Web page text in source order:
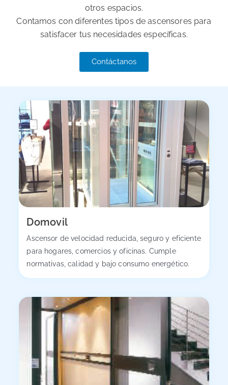
otros espacios.
Contamos con diferentes tipos de ascensores para
satisfacer tus necesidades específicas.
Contáctanos
Domovil
Ascensor de velocidad reducida, seguro y eficiente
para hogares, comercios y oficinas. Cumple
normativas, calidad y bajo consumo energético.